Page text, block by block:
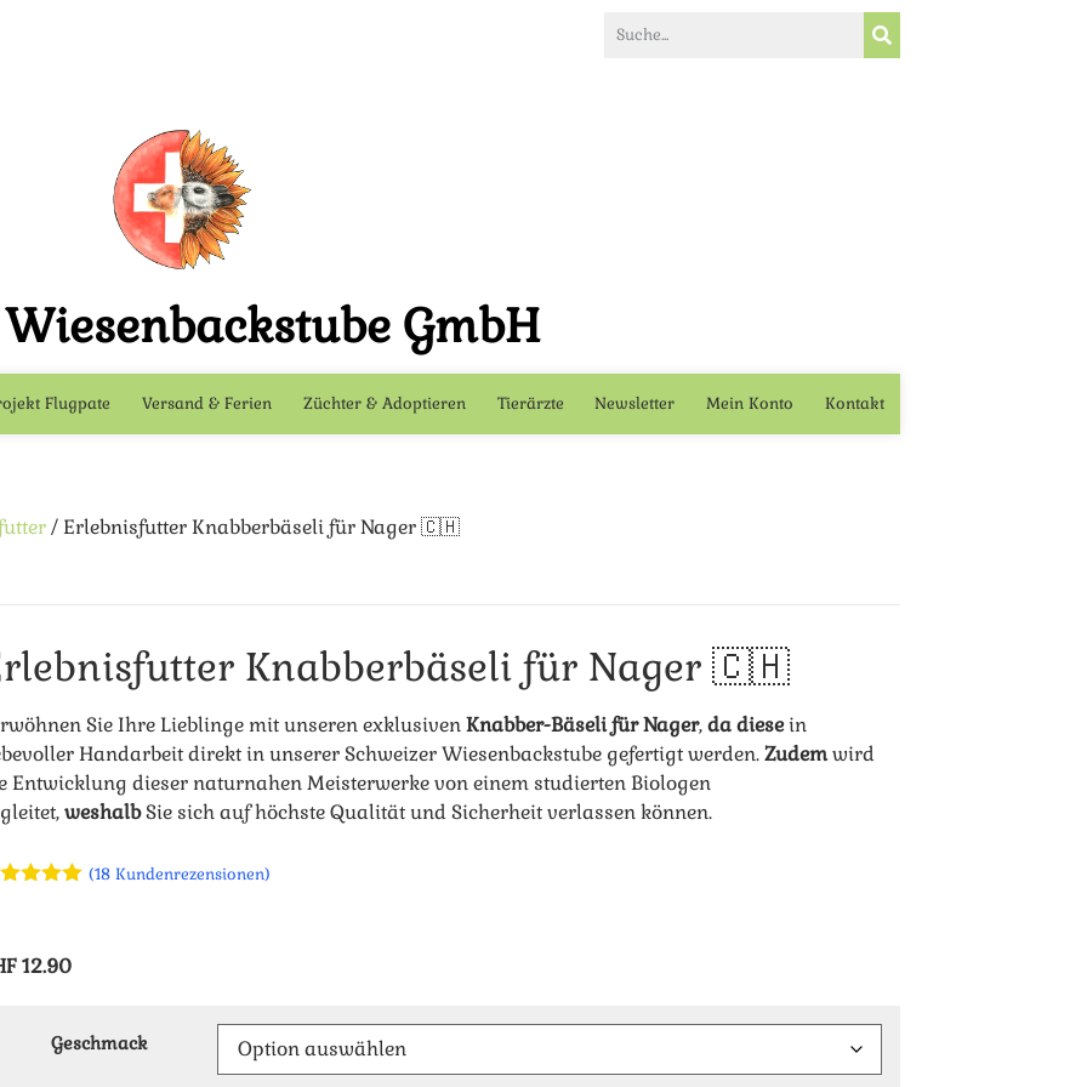
GmbH
Flugpate Versand & Ferien Züchter & Adoptieren Tierärzte Newsletter Mein Konto Kontakt
/ Erlebnisfutter Knabberbäseli für Nager 🇨🇭
Knabberbäseli für Nager 🇨🇭
Sie Ihre Lieblinge mit unseren exklusivenKnabber-Bäseli für Nager,da diesein
Handarbeit direkt in unserer Schweizer Wiesenbackstube gefertigt werden.Zudemwird
Entwicklung dieser naturnahen Meisterwerke von einem studierten Biologen
weshalbSie sich auf höchste Qualität und Sicherheit verlassen können.
(18 Kundenrezensionen)
12.90
Geschmack